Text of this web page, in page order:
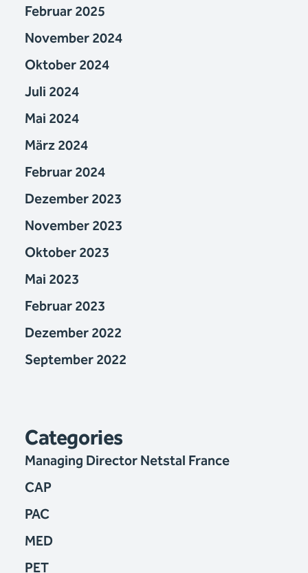
Februar 2025
November 2024
Oktober 2024
Juli 2024
Mai 2024
März 2024
Februar 2024
Dezember 2023
November 2023
Oktober 2023
Mai 2023
Februar 2023
Dezember 2022
September 2022
Categories
Managing Director Netstal France
CAP
PAC
MED
PET